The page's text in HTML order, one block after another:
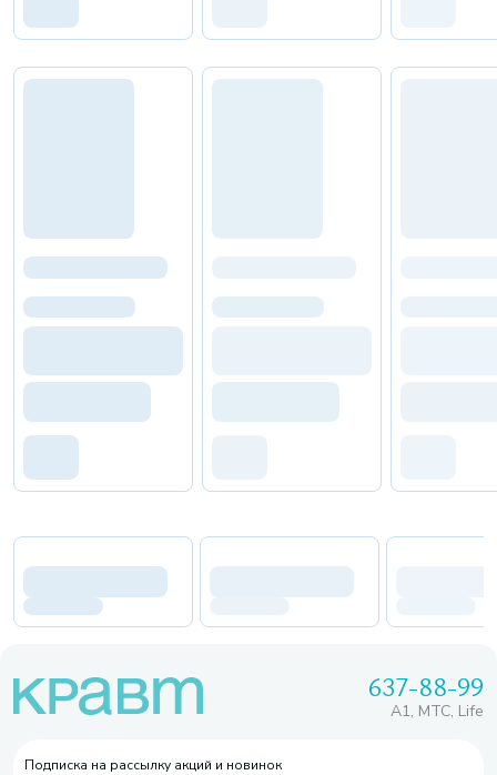
637-88-99
A1, МТС, Life
Подписка на рассылку акций и новинок